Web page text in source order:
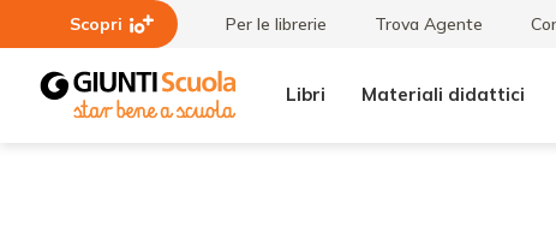
Scopri Per le librerie Trova Agente
Libri Materiali didattici